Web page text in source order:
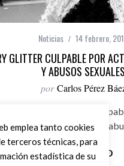
Noticias 14 febrero,
GLITTER CULPABLE POR
Y ABUSOS SEXUALES
por Carlos Pérez
Glitter fue declarado
de actos pedófilos y
emplea tanto cookies
terceros técnicas, para
estadística de su